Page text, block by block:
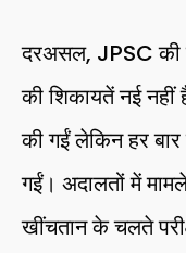
दरअसल, JPSC की
की शिकायतें नई नहीं
की गईं लेकिन हर
गईं। अदालतों में
खींचतान के चलते